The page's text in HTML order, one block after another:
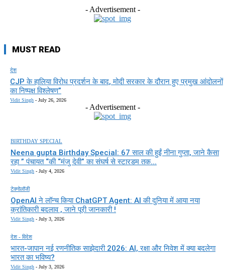
- Advertisement -
MUST READ
देश
CJP के हालिया विरोध प्रदर्शन के बाद, मोदी सरकार के दौरान हुए प्रमुख आंदोलनों
का निष्पक्ष विश्लेषण”
Vidit Singh - July 26, 2026
- Advertisement -
BIRTHDAY SPECIAL
Neena gupta Birthday Special: 67 साल की हुईं नीना गुप्ता, जाने कैसा
रहा ” पंचायत “की “मंजु देवी” का संघर्ष से स्टारडम तक...
Vidit Singh - July 4, 2026
टेक्नोलॉजी
OpenAI ने लॉन्च किया ChatGPT Agent: AI की दुनिया में आया नया
क्रांतिकारी बदलाव , जाने पूरी जानकारी !
Vidit Singh - July 3, 2026
देश - विदेश
भारत-जापान नई रणनीतिक साझेदारी 2026: AI, रक्षा और निवेश में क्या बदलेगा
भारत का भविष्य?
Vidit Singh - July 3, 2026